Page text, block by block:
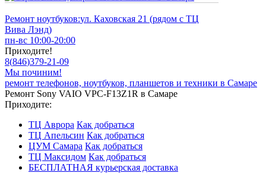
Ремонт ноутбуков:ул. Каховская 21 (рядом с ТЦ
Вива Лэнд)
пн-вс 10:00-20:00
Приходите!
8(846)379-21-09
Мы починим!
ремонт телефонов, ноутбуков, планшетов и техники в Самаре
Ремонт Sony VAIO VPC-F13Z1R в Самаре
Приходите:
ТЦ Аврора Как добраться
ТЦ Апельсин Как добраться
ЦУМ Самара Как добраться
ТЦ Максидом Как добраться
БЕСПЛАТНАЯ курьерская доставка